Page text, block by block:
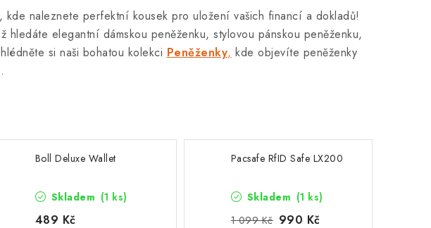
, kde naleznete perfektní kousek pro uložení vašich financí a dokladů!
elegantní dámskou peněženku, stylovou pánskou peněženku,
si naši bohatou kolekci Peněženky, kde objevíte peněženky
Boll Deluxe Wallet
Skladem (1 ks)
489 Kč
Pacsafe RfID Safe LX200
Skladem (1 ks)
1 099 Kč 990 Kč